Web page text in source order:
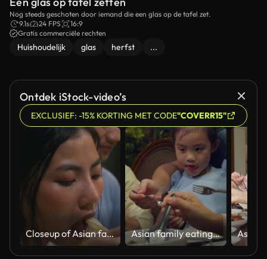
Nog steeds geschoten door iemand die een glas op de tafel zet.
9.1s
24 FPS
16:9
Gratis commerciële rechten
Huishoudelijk glas herfst ...
Ontdek iStock-video’s
EXCLUSIEF: -15% KORTING MET CODE"COVERR15"
Closeup of Asian family eating chinese food and having fun dinner sitting at dining table at backyard outside home at night. Multi-generation family enjoying spending together concept. Asian family eating chinese food and having fun dinner sitting at dining table at backyard outside home at night. Multi-generation family enjoying spending together concept.